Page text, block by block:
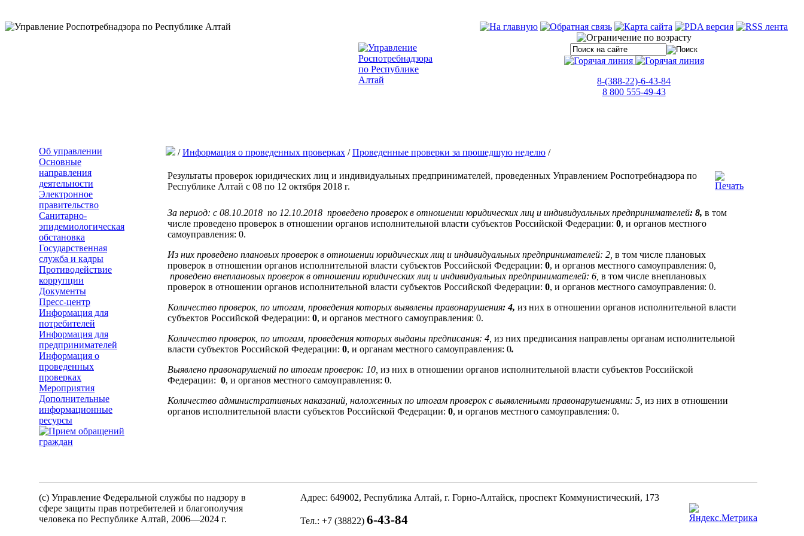
8-(388-22)-6-43-84
8 800 555-49-43
Об управлении
Основные
направления
деятельности
Электронное
правительство
Санитарно-
эпидемиологическая
обстановка
Государственная
служба и кадры
Противодействие
коррупции
Документы
Пресс-центр
Информация для
потребителей
Информация для
предпринимателей
Информация о
проведенных
проверках
Мероприятия
Дополнительные
информационные
ресурсы
/Информация о проведенных проверках /Проведенные проверки за прошедшую неделю /
Результаты проверок юридических лиц и индивидуальных предпринимателей, проведенных Управлением Роспотребнадзора по
Республике Алтай с 08 по 12 октября 2018 г.
За период: с 08.10.2018 по 12.10.2018 проведено проверок в отношении юридических лиц и индивидуальных предпринимателей: 8, в том
числе проведено проверок в отношении органов исполнительной власти субъектов Российской Федерации: 0, и органов местного
самоуправления: 0.
Из них проведено плановых проверок в отношении юридических лиц и индивидуальных предпринимателей: 2, в том числе плановых
проверок в отношении органов исполнительной власти субъектов Российской Федерации: 0, и органов местного самоуправления: 0,
проведено внеплановых проверок в отношении юридических лиц и индивидуальных предпринимателей: 6, в том числе внеплановых
проверок в отношении органов исполнительной власти субъектов Российской Федерации: 0, и органов местного самоуправления: 0.
Количество проверок, по итогам, проведения которых выявлены правонарушения: 4, из них в отношении органов исполнительной власти
субъектов Российской Федерации: 0, и органов местного самоуправления: 0.
Количество проверок, по итогам, проведения которых выданы предписания: 4, из них предписания направлены органам исполнительной
власти субъектов Российской Федерации: 0, и органам местного самоуправления: 0.
Выявлено правонарушений по итогам проверок: 10, из них в отношении органов исполнительной власти субъектов Российской
Федерации: 0, и органов местного самоуправления: 0.
Количество административных наказаний, наложенных по итогам проверок с выявленными правонарушениями: 5, из них в отношении
органов исполнительной власти субъектов Российской Федерации: 0, и органов местного самоуправления: 0.
(c) Управление Федеральной службы по надзору в
сфере защиты прав потребителей и благополучия
человека по Республике Алтай, 2006—2024 г.
Адрес: 649002, Республика Алтай, г. Горно-Алтайск, проспект Коммунистический, 173
Тел.: +7 (38822) 6-43-84